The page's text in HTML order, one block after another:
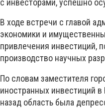
с инвесторами, успешно
В ходе встречи с главой
экономики и
привлечения инвестиций,
производство научных
По словам заместителя
иностранных инвестиций
назад область была